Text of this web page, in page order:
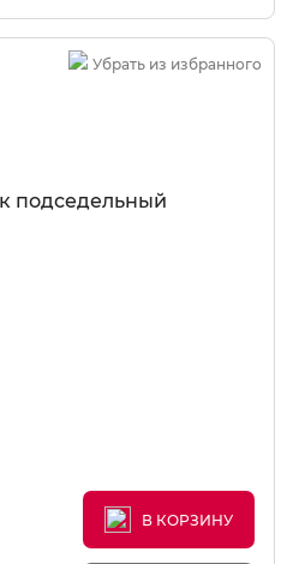
Убрать из избранного
В КОРЗИНУ
В КОРЗИНУ
В КОРЗИНУ